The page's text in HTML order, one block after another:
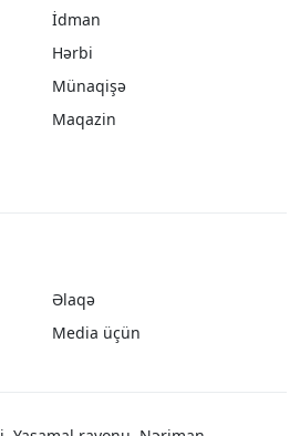
İdman
Hərbi
Münaqişə
Maqazin
Əlaqə
Media üçün